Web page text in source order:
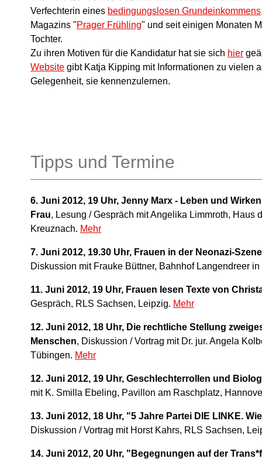
Verfechterin eines bedingungslosen Grundeinkommens
Magazins "Prager Frühling" und seit einigen Monaten
Tochter.
Zu ihren Motiven für die Kandidatur hat sie sich hier
Website gibt Katja Kipping mit Informationen zu vielen
Gelegenheit, sie kennenzulernen.
Tipps und Termine
6. Juni 2012, 19 Uhr, Jenny Marx - Leben und
Frau, Lesung / Gespräch mit Angelika Limmroth, Haus
Kreuznach. Mehr
7. Juni 2012, 19.30 Uhr, Frauen in der Neonazi-Szene
Diskussion mit Frauke Büttner, Bahnhof Langendreer
11. Juni 2012, 19 Uhr, Frauen lesen Texte von
Gespräch, RLS Sachsen, Leipzig. Mehr
12. Juni 2012, 18 Uhr, Die rechtliche Stellung
Menschen, Diskussion / Vortrag mit Dr. jur. Angela
Tübingen. Mehr
12. Juni 2012, 19 Uhr, Geschlechterrollen und
mit K. Smilla Ebeling, Pavillon am Raschplatz,
13. Juni 2012, 18 Uhr, "5 Jahre Partei DIE LINKE.
Diskussion / Vortrag mit Horst Kahrs, RLS Sachsen,
14. Juni 2012, 20 Uhr, "Begegnungen auf der